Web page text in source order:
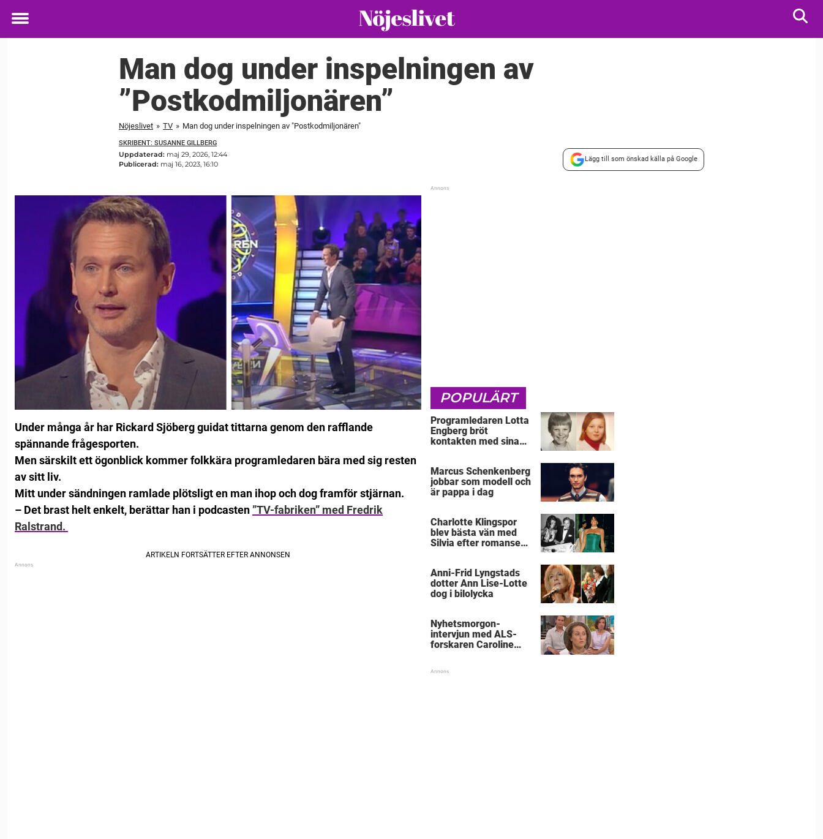
Toggle
Man dog under inspelningen av
”Postkodmiljonären”
Nöjeslivet » TV » Man dog under inspelningen av "Postkodmiljonären"
SKRIBENT: SUSANNE GILLBERG
Uppdaterad: maj 29, 2026, 12:44
Publicerad: maj 16, 2023, 16:10
Lägg till som önskad källa på Google
Under många år har Rickard Sjöberg guidat tittarna genom den rafflande
spännande frågesporten.
Men särskilt ett ögonblick kommer folkkära programledaren bära med sig resten
av sitt liv.
Mitt under sändningen ramlade plötsligt en man ihop och dog framför stjärnan.
– Det brast helt enkelt, berättar han i podcasten”TV-fabriken” med Fredrik
Ralstrand.
POPULÄRT
Programledaren Lotta
Engberg bröt
kontakten med sina
Marcus Schenkenberg
jobbar som modell och
är pappa i dag
Charlotte Klingspor
blev bästa vän med
Silvia efter romansen
Anni-Frid Lyngstads
dotter Ann Lise-Lotte
dog i bilolycka
Nyhetsmorgon-
intervjun med ALS-
forskaren Caroline